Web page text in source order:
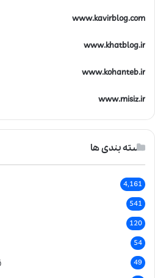
www.kavirblog.com
www.khatblog.ir
www.kohanteb.ir
www.misiz.ir
دسته بندی ها
4,161
541
120
54
49